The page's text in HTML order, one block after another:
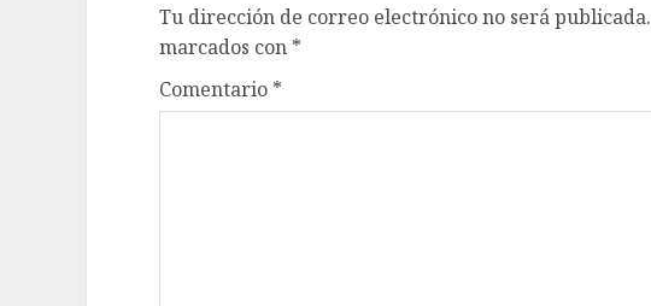
Tu dirección de correo electrónico no será publicada.
marcados con *
Comentario *